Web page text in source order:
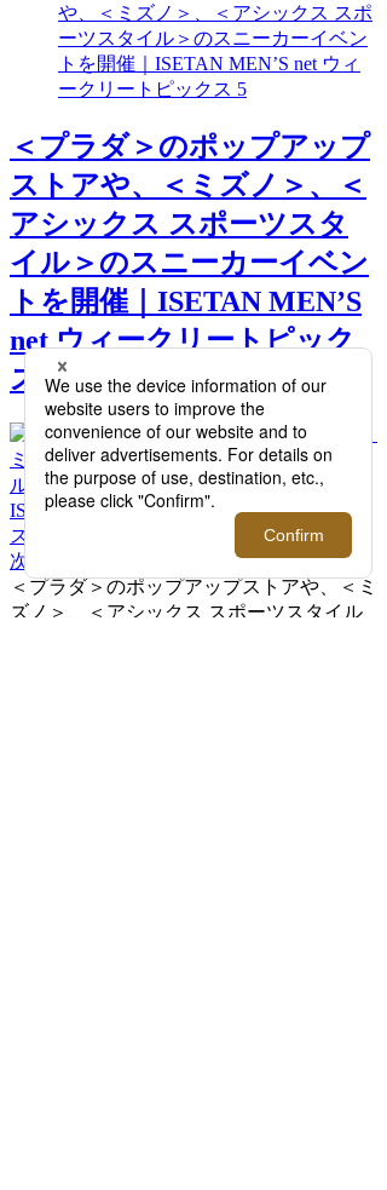
や、＜ミズノ＞、＜アシックス スポ
ーツスタイル＞のスニーカーイベン
トを開催｜ISETAN MEN’S net ウィ
ークリートピックス 5
＜プラダ＞のポップアップ
ストアや、＜ミズノ＞、＜
アシックス スポーツスタ
イル＞のスニーカーイベン
トを開催｜ISETAN MEN’S
net ウィークリートピック
ス 5 >>
次へ
＜プラダ＞のポップアップストアや、＜ミ
ズノ＞、＜アシックス スポーツスタイル